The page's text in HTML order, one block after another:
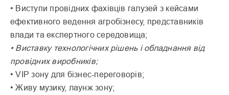
• Виступи провідних фахівців галузей з кейсами
ефективного ведення агробізнесу, представників
влади та експертного середовища;
• Виставку технологічних рішень і обладнання від
провідних виробників;
• VIP зону для бізнес-переговорів;
• Живу музику, лаунж зону;